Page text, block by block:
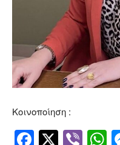
Κοινοποίηση :